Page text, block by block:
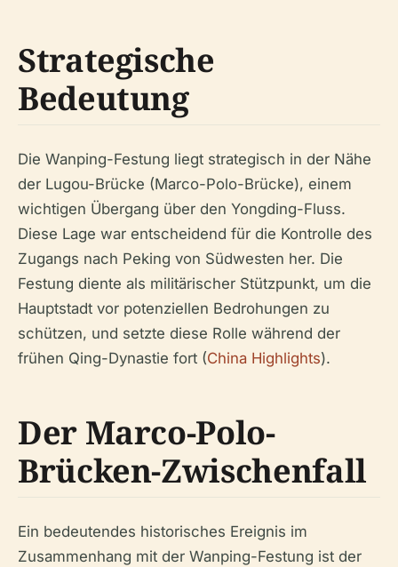
Strategische
Bedeutung
Die Wanping-Festung liegt strategisch in der Nähe
der Lugou-Brücke (Marco-Polo-Brücke), einem
wichtigen Übergang über den Yongding-Fluss.
Diese Lage war entscheidend für die Kontrolle des
Zugangs nach Peking von Südwesten her. Die
Festung diente als militärischer Stützpunkt, um die
Hauptstadt vor potenziellen Bedrohungen zu
schützen, und setzte diese Rolle während der
frühen Qing-Dynastie fort (China Highlights).
Der Marco-Polo-
Brücken-Zwischenfall
Ein bedeutendes historisches Ereignis im
Zusammenhang mit der Wanping-Festung ist der